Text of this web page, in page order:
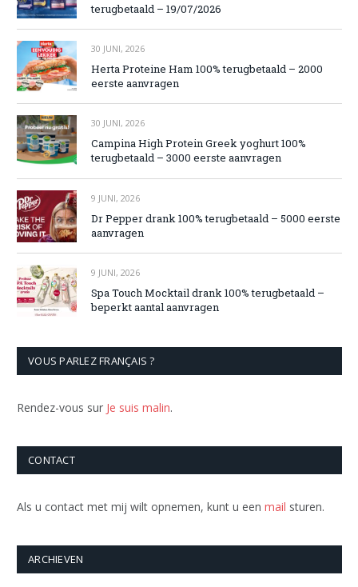
terugbetaald – 19/07/2026
30 JUNI, 2026
Herta Proteine Ham 100% terugbetaald – 2000
eerste aanvragen
30 JUNI, 2026
Campina High Protein Greek yoghurt 100%
terugbetaald – 3000 eerste aanvragen
9 JUNI, 2026
Dr Pepper drank 100% terugbetaald – 5000 eerste
aanvragen
9 JUNI, 2026
Spa Touch Mocktail drank 100% terugbetaald –
beperkt aantal aanvragen
VOUS PARLEZ FRANÇAIS ?
Rendez-vous sur Je suis malin.
CONTACT
Als u contact met mij wilt opnemen, kunt u een mail sturen.
ARCHIEVEN